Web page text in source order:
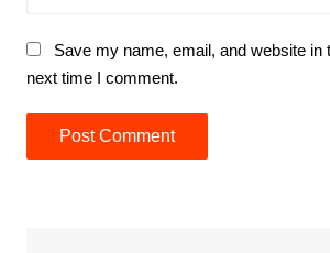
Save my name, email, and website in
next time I comment.